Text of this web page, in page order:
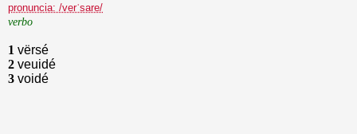
pronuncia: /verˈsare/
verbo
1 vërsé
2 veuidé
3 voidé